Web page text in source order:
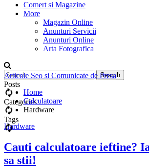
Comert si Magazine
More
Magazin Online
Anunturi Servicii
Anunturi Online
Arta Fotografica
Posts
Categories
Tags
Articole Seo si Comunicate de Presa
Home
Calculatoare
Hardware
Hardware
Cauti calculatoare ieftine?
sa stii!